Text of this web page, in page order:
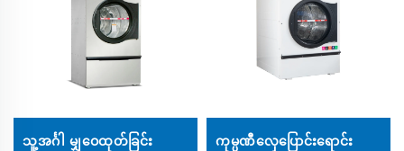
သူ့အင်္ဂါ မျှဝေထုတ်ခြင်း
ကုမ္ပဏီလှေပြောင်းရောင်း